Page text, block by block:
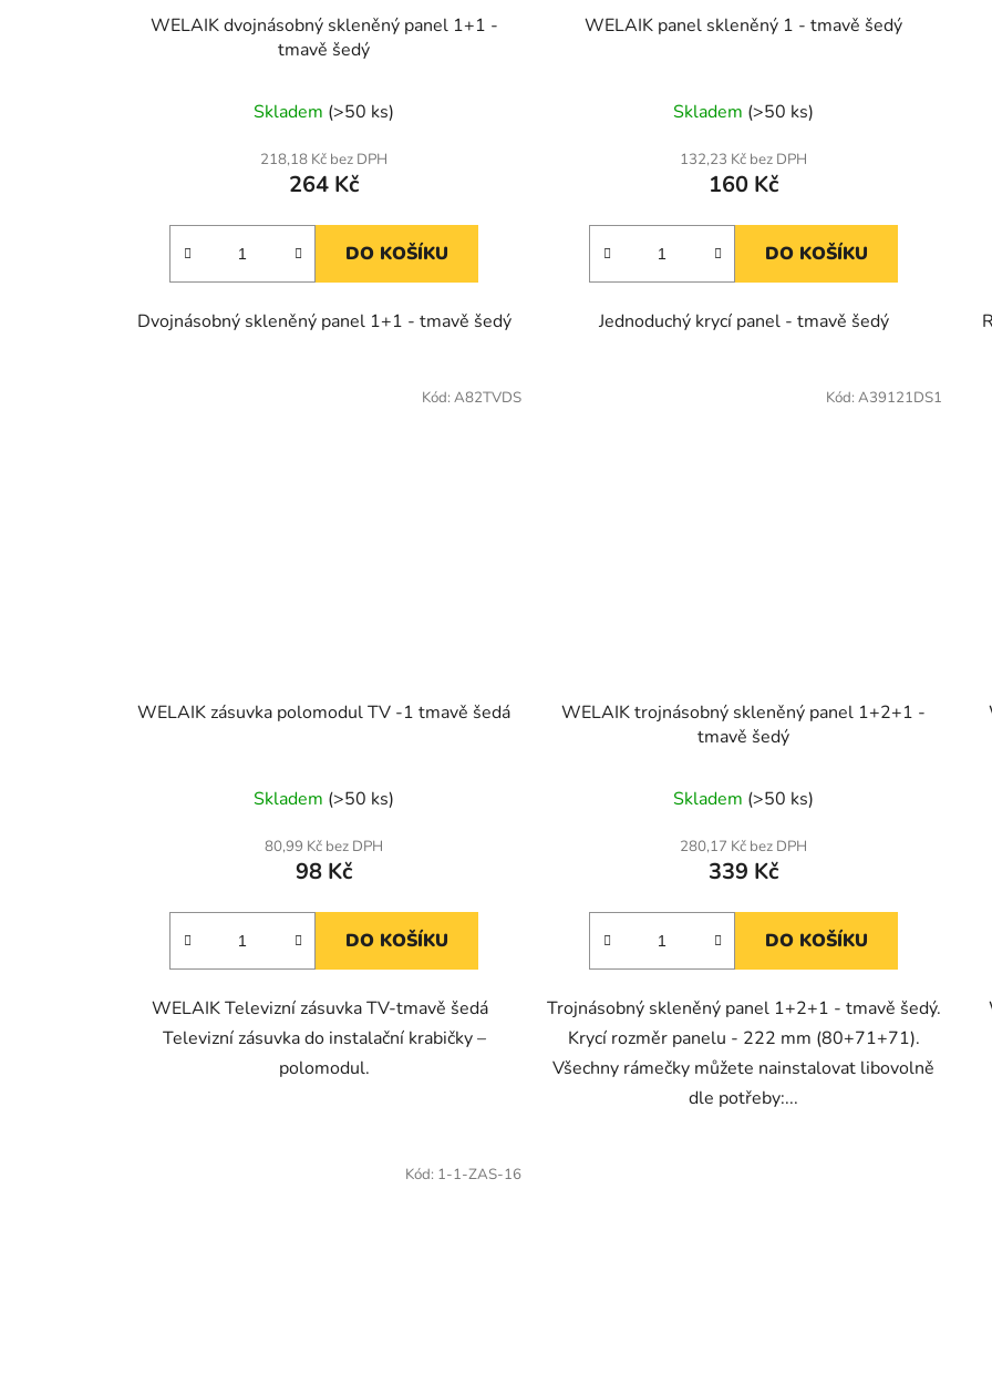
WELAIK dvojnásobný skleněný panel 1+1 -
tmavě šedý
Skladem (>50 ks)
218,18 Kč bez DPH
264 Kč
DO KOŠÍKU
Dvojnásobný skleněný panel 1+1 - tmavě šedý
WELAIK panel skleněný 1 - tmavě šedý
Skladem (>50 ks)
132,23 Kč bez DPH
160 Kč
DO KOŠÍKU
Jednoduchý krycí panel - tmavě šedý
WELAIK zásuvka polomodul TV -1 tmavě šedá
Skladem (>50 ks)
80,99 Kč bez DPH
98 Kč
DO KOŠÍKU
WELAIK Televizní zásuvka TV-tmavě šedá
Televizní zásuvka do instalační krabičky –
polomodul.
Kód:A82TVDS
WELAIK trojnásobný skleněný panel 1+2+1 -
tmavě šedý
Skladem (>50 ks)
280,17 Kč bez DPH
339 Kč
DO KOŠÍKU
Trojnásobný skleněný panel 1+2+1 - tmavě šedý.
Krycí rozměr panelu - 222 mm (80+71+71).
Všechny rámečky můžete nainstalovat libovolně
dle potřeby:...
Kód: A39121DS1
Kód: 1-1-ZAS-16